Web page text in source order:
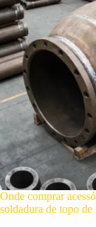
Onde comprar
soldadura de topo de